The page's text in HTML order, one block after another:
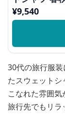
¥9,540
30代の旅行服
たスウェットシ
こなれた雰囲気
旅行先でもリラ